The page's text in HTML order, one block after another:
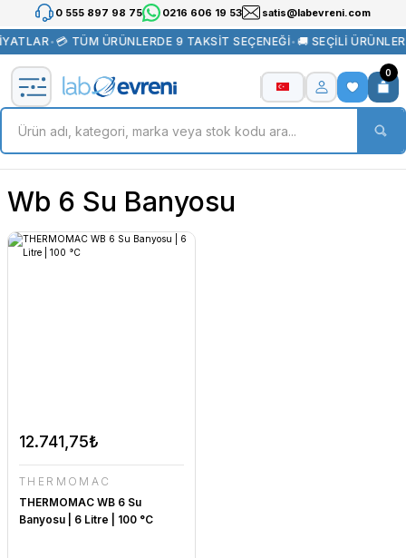
0 555 897 98 75 0216 606 19 53 satis@labevreni.com
•💳 TÜM ÜRÜNLERDE 9 TAKSİT SEÇENEĞİ•🚚 SEÇİLİ
0
Wb 6 Su Banyosu
12.741,75₺
THERMOMAC
THERMOMAC WB 6 Su
Banyosu | 6 Litre | 100 °C